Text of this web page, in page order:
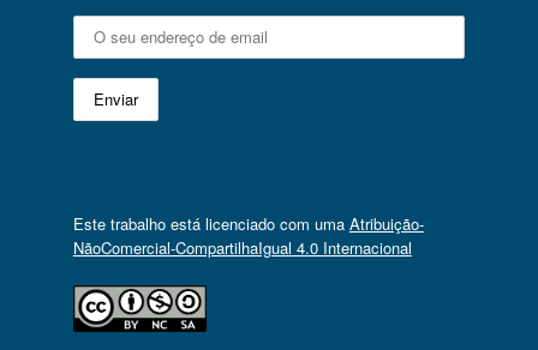
Este trabalho está licenciado com uma Atribuição-
NãoComercial-CompartilhaIgual 4.0 Internacional